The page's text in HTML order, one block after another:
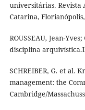
universitárias. Revista
Catarina,
ROUSSEAU, Jean-
disciplina
SCHREIBER, G. et al.
management: the
Cambridge/